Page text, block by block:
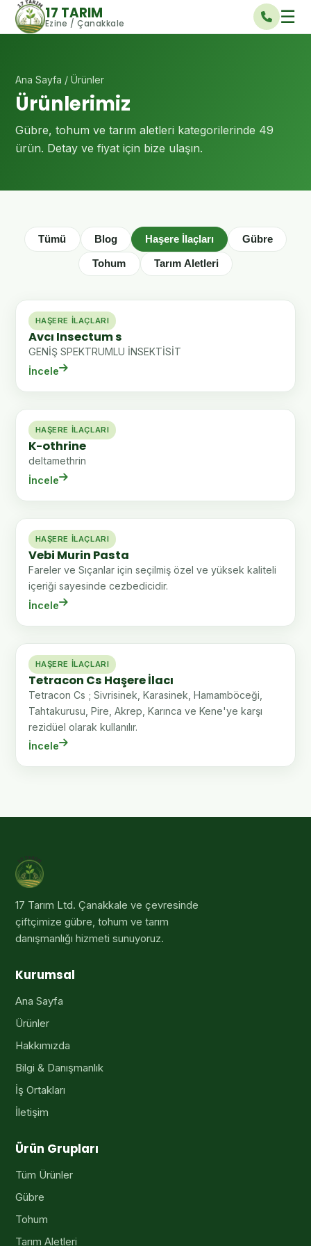
17 TARIM
Ezine / Çanakkale ☰
Ana Sayfa / Ürünler
Ürünlerimiz
Gübre, tohum ve tarım aletleri kategorilerinde 49
ürün. Detay ve fiyat için bize ulaşın.
Tümü Blog Haşere İlaçları Gübre
Tohum Tarım Aletleri
HAŞERE İLAÇLARI
Avcı Insectum s
GENİŞ SPEKTRUMLU İNSEKTİSİT
İncele
HAŞERE İLAÇLARI
K-othrine
deltamethrin
İncele
HAŞERE İLAÇLARI
Vebi Murin Pasta
Fareler ve Sıçanlar için seçilmiş özel ve yüksek kaliteli
içeriği sayesinde cezbedicidir.
İncele
HAŞERE İLAÇLARI
Tetracon Cs Haşere İlacı
Tetracon Cs ; Sivrisinek, Karasinek, Hamamböceği,
Tahtakurusu, Pire, Akrep, Karınca ve Kene'ye karşı
rezidüel olarak kullanılır.
İncele
17 Tarım Ltd. Çanakkale ve çevresinde
çiftçimize gübre, tohum ve tarım
danışmanlığı hizmeti sunuyoruz.
Kurumsal
Ana Sayfa
Ürünler
Hakkımızda
Bilgi & Danışmanlık
İş Ortakları
İletişim
Ürün Grupları
Tüm Ürünler
Gübre
Tohum
Tarım Aletleri